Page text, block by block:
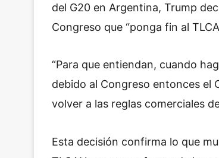
del G20 en Argentina, Trump
Congreso que “ponga fin al
“Para que entiendan, cuando
debido al Congreso entonces el
volver a las reglas comerciales
Esta decisión confirma lo que